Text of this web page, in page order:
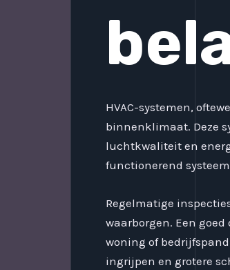
HVAC-systemen,
binnenklimaat. Deze
luchtkwaliteit en
functionerend
Regelmatige
waarborgen. Een
woning of
ingrijpen en grotere